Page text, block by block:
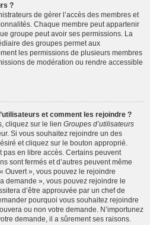
?
de gérer l’accès des membres et
Chaque membre peut appartenir
groupe peut avoir ses permissions. La
des groupes permet aux
les permissions de plusieurs membres
de modération ou rendre accessible
et comment les rejoindre ?
cliquez sur le lien Groupes d’utilisateurs
Si vous souhaitez rejoindre un des
et cliquez sur le bouton approprié.
pas en libre accès. Certains peuvent
sont fermés et d’autres peuvent même
Ouvert », vous pouvez le rejoindre
demande », vous pouvez rejoindre le
d’être approuvée par un chef de
pourquoi vous souhaitez rejoindre
ou non votre demande. N’importunez
demande, il a sûrement ses raisons.